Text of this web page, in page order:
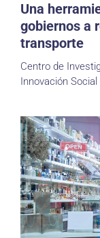
Una
gobiernos a
transporte
Centro de
Innovación Social